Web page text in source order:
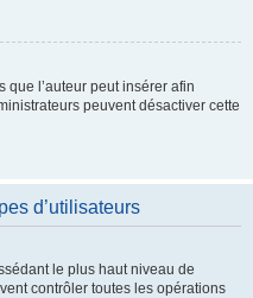
que l’auteur peut insérer afin
peuvent désactiver cette
d’utilisateurs
le plus haut niveau de
contrôler toutes les opérations